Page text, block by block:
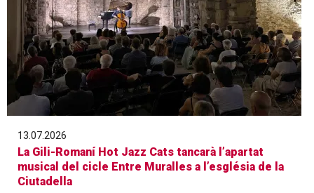
13.07.2026
La Gili-Romaní Hot Jazz Cats tancarà l’apartat
musical del cicle Entre Muralles a l’església de la
Ciutadella